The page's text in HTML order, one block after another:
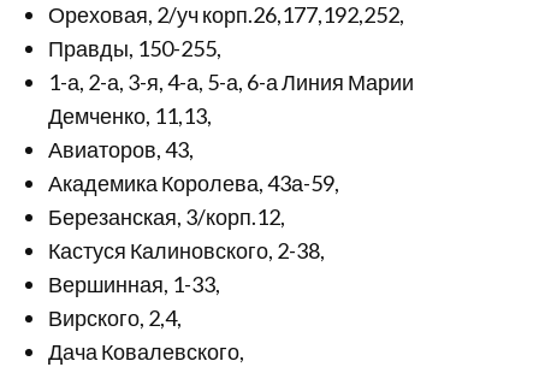
Ореховая, 2/уч корп.26,177,192,252,
Правды, 150-255,
1-а, 2-а, 3-я, 4-а, 5-а, 6-а Линия Марии
Демченко, 11,13,
Авиаторов, 43,
Академика Королева, 43а-59,
Березанская, 3/корп.12,
Кастуся Калиновского, 2-38,
Вершинная, 1-33,
Вирского, 2,4,
Дача Ковалевского,